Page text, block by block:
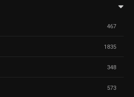
467
1835
348
573